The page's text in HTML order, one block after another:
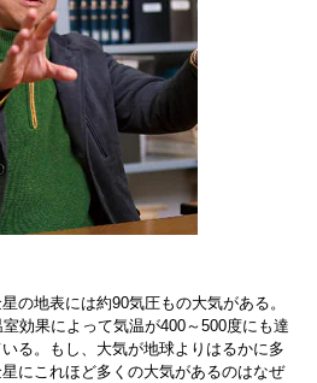
の地表には約90気圧もの大気がある。
効果によって気温が400～500度にも達
る。もし、大気が地球よりはるかに多
にこれほど多くの大気があるのはなぜ